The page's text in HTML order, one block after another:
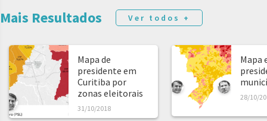
Mais Resultados Ver todos +
Mapa de
presidente em
Curitiba por
zonas eleitorais
31/10/2018
Mapa
28/10/